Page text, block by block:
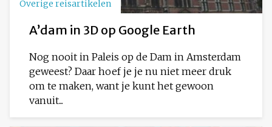
Overige reisartikelen
A’dam in 3D op Google Earth
Nog nooit in Paleis op de Dam in Amsterdam
geweest? Daar hoef je je nu niet meer druk
om te maken, want je kunt het gewoon
vanuit...